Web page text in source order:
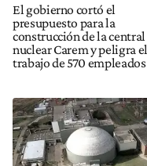
El gobierno cortó el
presupuesto para la
construcción de la central
nuclear Carem y peligra el
trabajo de 570 empleados